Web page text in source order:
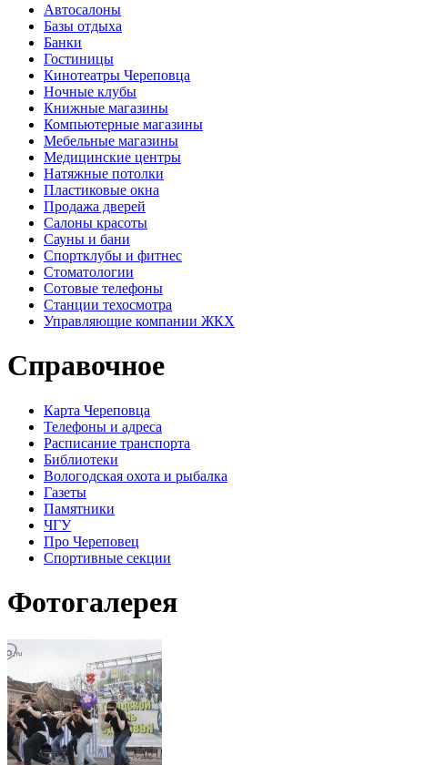
Автосалоны
Базы отдыха
Банки
Гостиницы
Кинотеатры Череповца
Ночные клубы
Книжные магазины
Компьютерные магазины
Мебельные магазины
Медицинские центры
Натяжные потолки
Пластиковые окна
Продажа дверей
Салоны красоты
Сауны и бани
Спортклубы и фитнес
Стоматологии
Сотовые телефоны
Станции техосмотра
Управляющие компании ЖКХ
Справочное
Карта Череповца
Телефоны и адреса
Расписание транспорта
Библиотеки
Вологодская охота и рыбалка
Газеты
Памятники
ЧГУ
Про Череповец
Спортивные секции
Фотогалерея